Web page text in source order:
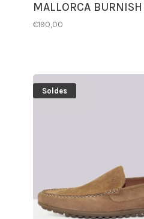
MALLORCA
€190,00
Soldes